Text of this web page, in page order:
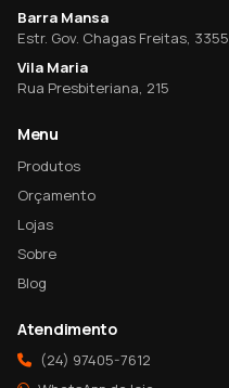
Barra Mansa
Estr. Gov. Chagas Freitas, 3355
Vila Maria
Rua Presbiteriana, 215
Menu
Produtos
Orçamento
Lojas
Sobre
Blog
Atendimento
(24) 97405-7612